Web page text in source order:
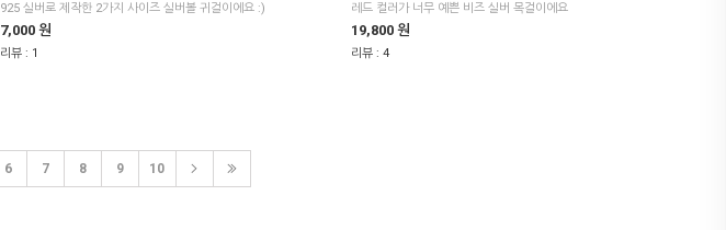
925 실버로 제작한 2가지 사이즈 실버볼 귀걸이에요 :)
7,000 원
리뷰 : 1
레드 컬러가 너무 예쁜 비즈 실버 목걸이에요
19,800 원
리뷰 : 4
6 7 8 9 10